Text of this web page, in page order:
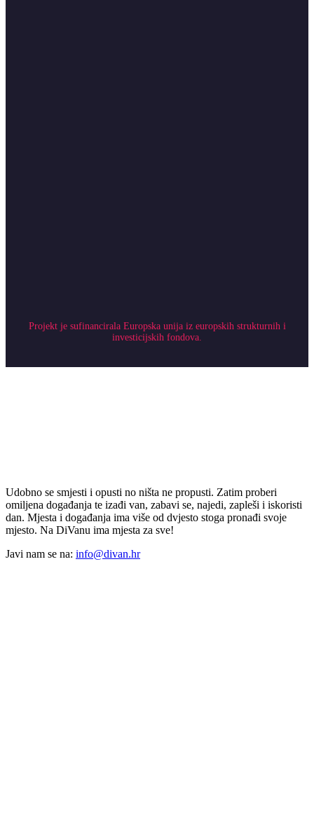
Projekt je sufinancirala Europska unija iz europskih strukturnih i
investicijskih fondova.
Udobno se smjesti i opusti no ništa ne propusti. Zatim proberi
omiljena događanja te izađi van, zabavi se, najedi, zapleši i iskoristi
dan. Mjesta i događanja ima više od dvjesto stoga pronađi svoje
mjesto. Na DiVanu ima mjesta za sve!
Javi nam se na: info@divan.hr